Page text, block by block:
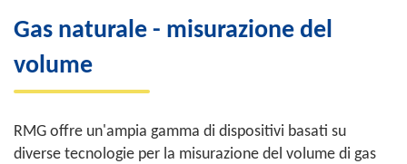
Gas naturale - misurazione del
volume
RMG offre un'ampia gamma di dispositivi basati su
diverse tecnologie per la misurazione del volume di gas